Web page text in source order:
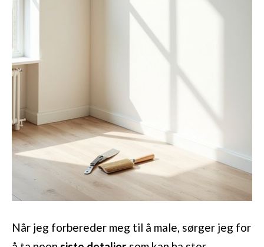
Når jeg forbereder meg til å male, sørger jeg for